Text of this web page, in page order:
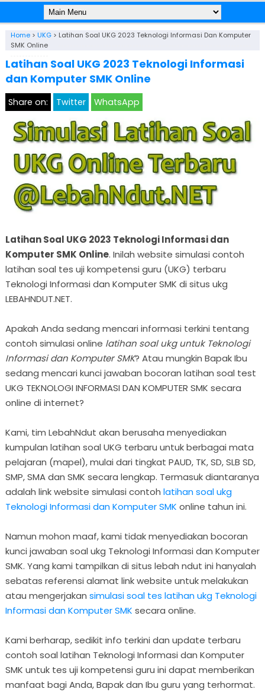
Home> UKG> Latihan Soal UKG 2023 Teknologi Informasi Dan Komputer
SMK Online
Latihan Soal UKG 2023 Teknologi Informasi
dan Komputer SMK Online
Share on: Twitter WhatsApp
Latihan Soal UKG 2023 Teknologi Informasi dan
Komputer SMK Online. Inilah website simulasi contoh
latihan soal tes uji kompetensi guru (UKG) terbaru
Teknologi Informasi dan Komputer SMK di situs ukg
LEBAHNDUT.NET.
Apakah Anda sedang mencari informasi terkini tentang
contoh simulasi online latihan soal ukg untuk Teknologi
Informasi dan Komputer SMK? Atau mungkin Bapak Ibu
sedang mencari kunci jawaban bocoran latihan soal test
UKG TEKNOLOGI INFORMASI DAN KOMPUTER SMK secara
online di internet?
Kami, tim LebahNdut akan berusaha menyediakan
kumpulan latihan soal UKG terbaru untuk berbagai mata
pelajaran (mapel), mulai dari tingkat PAUD, TK, SD, SLB SD,
SMP, SMA dan SMK secara lengkap. Termasuk diantaranya
adalah link website simulasi contoh latihan soal ukg
Teknologi Informasi dan Komputer SMK online tahun ini.
Namun mohon maaf, kami tidak menyediakan bocoran
kunci jawaban soal ukg Teknologi Informasi dan Komputer
SMK. Yang kami tampilkan di situs lebah ndut ini hanyalah
sebatas referensi alamat link website untuk melakukan
atau mengerjakan simulasi soal tes latihan ukg Teknologi
Informasi dan Komputer SMK secara online.
Kami berharap, sedikit info terkini dan update terbaru
contoh soal latihan Teknologi Informasi dan Komputer
SMK untuk tes uji kompetensi guru ini dapat memberikan
manfaat bagi Anda, Bapak dan Ibu guru yang terhormat.